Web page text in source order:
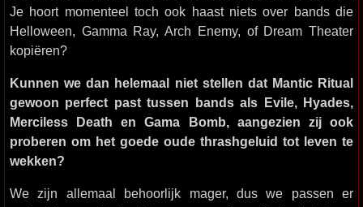
Je hoort momenteel toch ook haast niets over bands die
Helloween, Gamma Ray, Arch Enemy, of Dream Theater
kopiëren?
Kunnen we dan helemaal niet stellen dat Mantic Ritual
gewoon perfect past tussen bands als Evile, Hyades,
Merciless Death en Gama Bomb, aangezien zij ook
proberen om het goede oude thrashgeluid tot leven te
wekken?
We zijn allemaal behoorlijk mager, dus we passen er